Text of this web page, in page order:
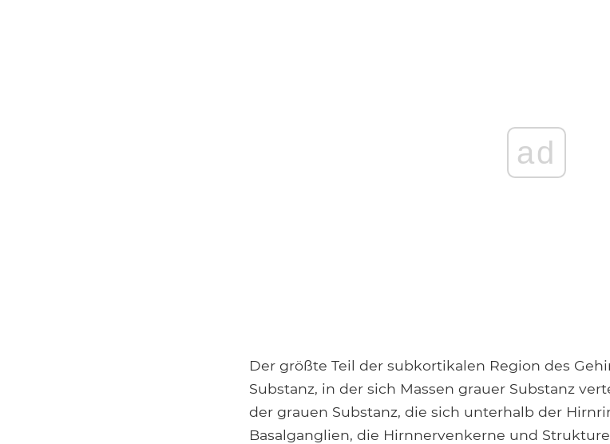
ad
Der größte Teil der subkortikalen Region des
Substanz, in der sich Massen grauer Substanz
der grauen Substanz, die sich unterhalb der
Basalganglien, die Hirnnervenkerne und